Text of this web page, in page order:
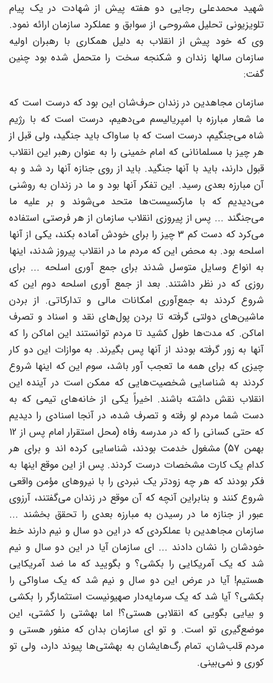
شهید محمدعلی رجایی دو هفته پیش از شهادت در یک پیام
تلویزیونی تحلیل مشروحی از سوابق و عملکرد سازمان ارائه نمود.
وی که خود پیش از انقلاب به دلیل همکاری با رهبران اولیه
سازمان سالها زندان و شکنجه سخت را متحمل شده بود چنین
گفت:
سازمان مجاهدین در زندان حرف‌شان این بود که درست است که
ما شعار مبارزه با امپریالیسم می‌دهیم، درست است که با رژیم
شاه می‌جنگیم، درست است که با ساواک باید جنگید، ولی قبل از
هر چیز با مسلمانانی که امام خمینی را به عنوان رهبر این انقلاب
قبول دارند،‌ باید با آنها جنگید. باید از روی جنازه آنها رد شد و به
آن مبارزه بعدی رسید. این تفکر آنها بود و ما در زندان به روشنی
می‌دیدیم که با مارکسیست‌ها متحد می‌شوند و بر علیه ما
می‌جنگند ... پس از پیروزی انقلاب سازمان از هر فرصتی استفاده
می‌کرد که دست کم 3 چیز را برای خودش آماده بکند، یکی از آنها
اسلحه بود. به محض این که مردم ما در انقلاب پیروز شدند، اینها
به انواع وسایل متوسل شدند برای جمع آوری اسلحه ... برای
روزی که در نظر داشتند. بعد از جمع آوری اسلحه دوم این که
شروع کردند به جمع‌آوری امکانات مالی و تدارکاتی. از بردن
ماشین‌های دولتی گرفته تا بردن پول‌های نقد و اسناد و تصرف
اماکن. که مدت‌ها طول کشید تا مردم توانستند این اماکن را که
آنها به زور گرفته بودند از آنها پس بگیرند. به موازات این دو کار
چیزی که برای همه ما تعجب آور باشد، سوم این که اینها شروع
کردند به شناسایی شخصیت‌هایی که ممکن است در آینده این
انقلاب نقش داشته باشند. اخیراً یکی از خانه‌های تیمی که به
دست شما مردم لو رفته و تصرف شده، در آنجا اسنادی را دیدیم
که حتی کسانی را که در مدرسه رفاه (محل استقرار امام پس از 12
بهمن 57) مشغول خدمت بودند، شناسایی کرده اند و برای هر
کدام یک کارت مشخصات درست کردند. پس از این موقع اینها به
فکر بودند که هر چه زودتر یک نبردی را با نیروهای مؤمن واقعی
شروع کنند و بنابراین آنچه که آن موقع در زندان می‌گفتند، آرزوی
عبور از جنازه ما در رسیدن به مبارزه بعدی را تحقق بخشند ...
سازمان مجاهدین با عملکردی که در این دو سال و نیم دارند خط
خودشان را نشان دادند ... ای سازمان آیا در این دو سال و نیم
شد که یک آمریکایی را بکشی؟ و بگویید که ما ضد آمریکایی
هستیم! آیا در عرض این دو سال و نیم شد که یک ساواکی را
بکشی؟ آیا شد که یک سرمایه‌دار صهیونیست استثمارگر را بکشی
و بیایی بگویی که انقلابی هستی؟! اما بهشتی را کشتی، این
موضع‌گیری تو است. و تو ای سازمان بدان که منفور هستی و
مردم قلب‌شان، تمام رگ‌هایشان به بهشتی‌ها پیوند دارد، ولی تو
کوری و نمی‌بینی.